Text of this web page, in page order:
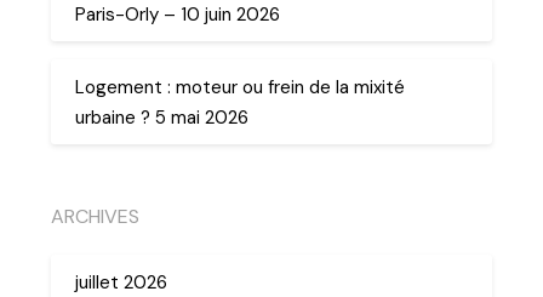
Paris-Orly – 10 juin 2026
Logement : moteur ou frein de la mixité
urbaine ? 5 mai 2026
ARCHIVES
juillet 2026